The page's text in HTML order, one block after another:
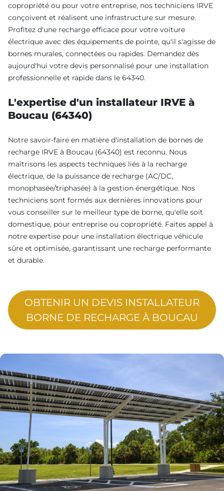
copropriété ou pour votre entreprise, nos techniciens IRVE
conçoivent et réalisent une infrastructure sur mesure.
Profitez d'une recharge efficace pour votre voiture
électrique avec des équipements de pointe, qu'il s'agisse de
bornes murales, connectées ou rapides. Demandez dès
aujourd'hui votre devis personnalisé pour une installation
professionnelle et rapide dans le 64340.
L'expertise d'un installateur IRVE à
Boucau (64340)
Notre savoir-faire en matière d'installation de bornes de
recharge IRVE à Boucau (64340) est reconnu. Nous
maîtrisons les aspects techniques liés à la recharge
électrique, de la puissance de recharge (AC/DC,
monophasée/triphasée) à la gestion énergétique. Nos
techniciens sont formés aux dernières innovations pour
vous conseiller sur le meilleur type de borne, qu'elle soit
domestique, pour entreprise ou copropriété. Faites appel à
notre expertise pour une installation électrique véhicule
sûre et optimisée, garantissant une recharge performante
et durable.
OBTENIR UN DEVIS INSTALLATEUR
BORNE DE RECHARGE À BOUCAU